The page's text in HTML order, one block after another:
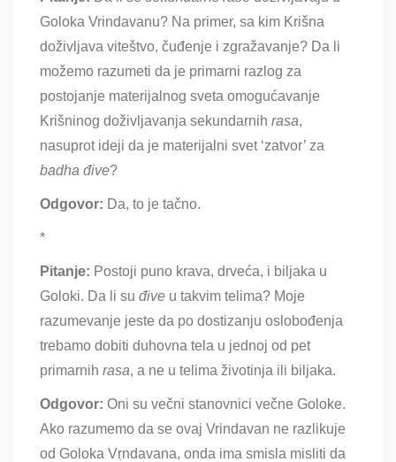
Goloka Vrindavanu? Na primer, sa kim Krišna
doživljava viteštvo, čuđenje i zgražavanje? Da li
možemo razumeti da je primarni razlog za
postojanje materijalnog sveta omogućavanje
Krišninog doživljavanja sekundarnih rasa,
nasuprot ideji da je materijalni svet ‘zatvor’ za
badha đive?
Odgovor: Da, to je tačno.
*
Pitanje: Postoji puno krava, drveća, i biljaka u
Goloki. Da li su đive u takvim telima? Moje
razumevanje jeste da po dostizanju oslobođenja
trebamo dobiti duhovna tela u jednoj od pet
primarnih rasa, a ne u telima životinja ili biljaka.
Odgovor: Oni su večni stanovnici večne Goloke.
Ako razumemo da se ovaj Vrindavan ne razlikuje
od Goloka Vṛndavana, onda ima smisla misliti da